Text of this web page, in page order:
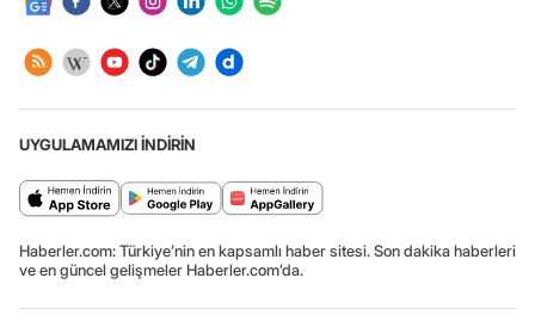
UYGULAMAMIZI İNDİRİN
Haberler.com: Türkiye’nin en kapsamlı haber sitesi. Son dakika haberleri
ve en güncel gelişmeler Haberler.com’da.